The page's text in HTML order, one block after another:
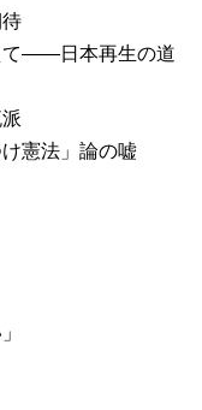
――日本再生の道
法」論の嘘